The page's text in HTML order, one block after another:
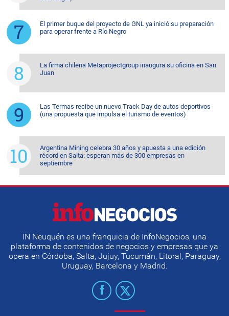
El primer buque del proyecto de GNL ya inició su preparación
para operar frente a Río Negro
La firma chilena Metaprojectgroup inaugura su oficina en San
Juan
Las Termas recibe un nuevo Track Day de autos deportivos
(una propuesta que impulsa el turismo de eventos)
Argentina Mining celebra 30 años y apuesta a una edición
récord en Salta: esperan más de 300 empresas en
septiembre
IN Neuquén es una franquicia de InfoNegocios, una
plataforma de contenidos de negocios y empresas que ya
opera en Córdoba, Salta, Jujuy, Tucumán, Litoral, Paraguay,
Uruguay, Barcelona y Madrid.